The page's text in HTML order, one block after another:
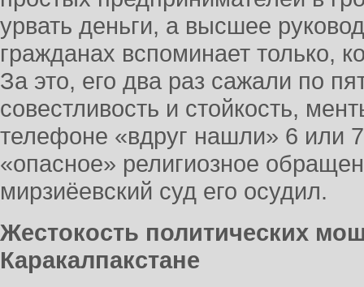
урвать деньги, а высшее
гражданах вспоминает только,
За это, его два раз сажали по
совестливость и стойкость,
телефоне «вдруг нашли» 6 или
«опасное» религиозное
мирзиёевский суд его осудил.
Жестокость политических
Каракалпакстане